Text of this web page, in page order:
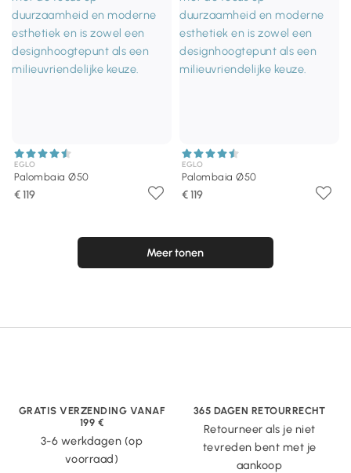
EGLO
Palombaia Ø50
€ 119
EGLO
Palombaia Ø50
€ 119
Meer tonen
GRATIS VERZENDING VANAF
199 €
3-6 werkdagen (op
voorraad)
365 DAGEN RETOURRECHT
Retourneer als je niet
tevreden bent met je
aankoop